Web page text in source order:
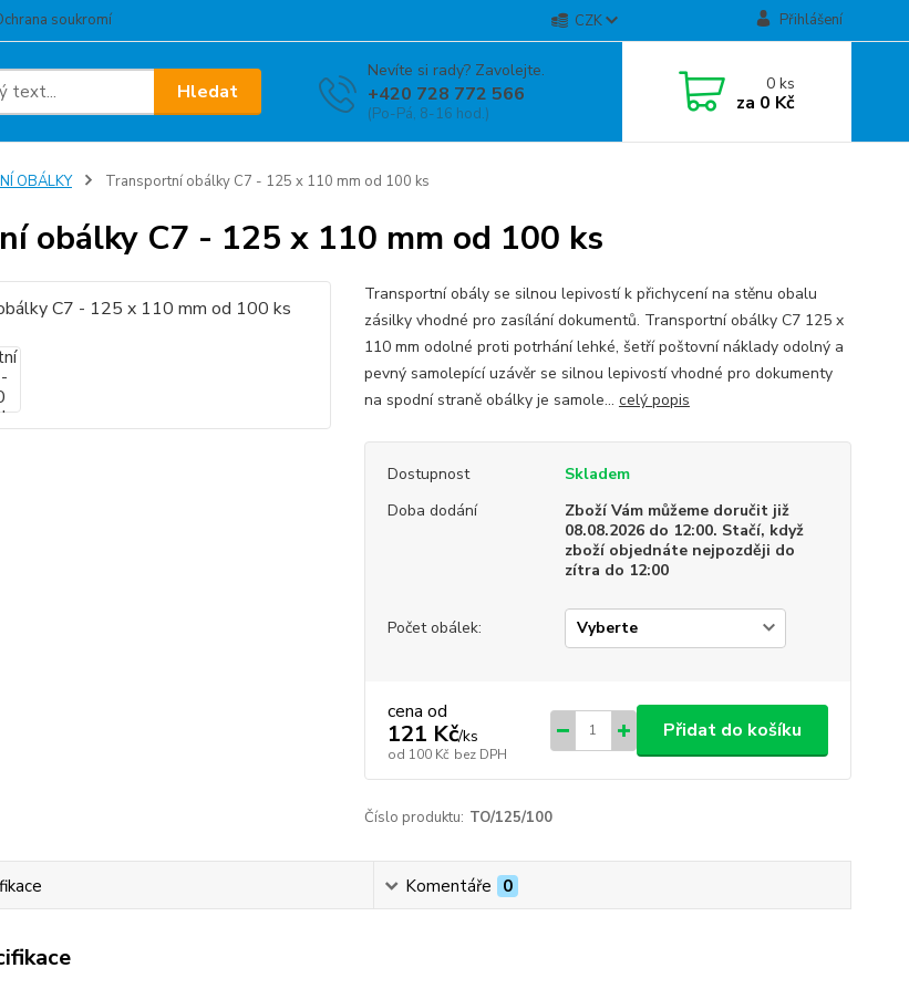
soukromí CZK Přihlášení
Hledat
Nevíte si rady? Zavolejte.
+420 728 772 566
(Po-Pá, 8-16 hod.)
0ks
za 0 Kč
OBÁLKY Transportní obálky C7 - 125 x 110 mm od 100 ks
obálky C7 - 125 x 110 mm od 100 ks
Transportní obály se silnou lepivostí k přichycení na stěnu obalu
zásilky vhodné pro zasílání dokumentů. Transportní obálky C7 125 x
110 mm odolné proti potrhání lehké, šetří poštovní náklady odolný a
pevný samolepící uzávěr se silnou lepivostí vhodné pro dokumenty
na spodní straně obálky je samole... celý popis
Dostupnost
Skladem
Doba dodání
Zboží Vám můžeme doručit již
08.08.2026 do 12:00. Stačí, když
zboží objednáte nejpozději do
zítra do 12:00
Počet obálek:
cena od
121 Kč/ks
od 100 Kč bez DPH
Přidat do košíku
Číslo produktu: TO/125/100
Komentáře 0